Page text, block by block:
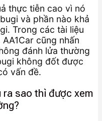
thực tiễn cao vì nó
và phần nào khả
Trong các tài liệu
cũng nhấn
đánh lửa thường
không đốt được
vấn đề.
ra sao thì được xem